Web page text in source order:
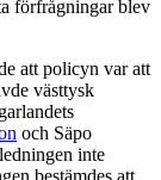
förfrågningar blev
att policyn var att
västtysk
och Säpo
inte
bestämdes att